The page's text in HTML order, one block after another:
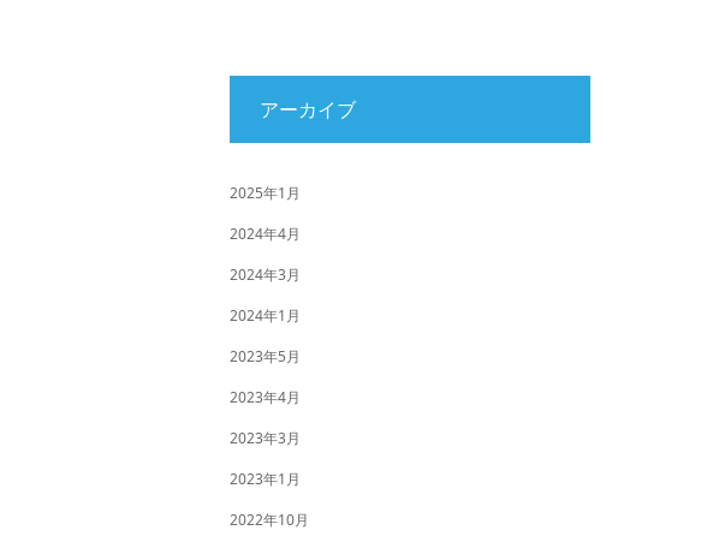
アーカイブ
2025年1月
2024年4月
2024年3月
2024年1月
2023年5月
2023年4月
2023年3月
2023年1月
2022年10月